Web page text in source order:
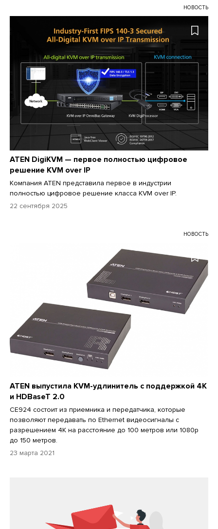
НОВОСТЬ
ATEN DigiKVM — первое полностью цифровое
решение KVM over IP
Компания ATEN представила первое в индустрии
полностью цифровое решение класса KVM over IP.
22 сентября 2025
НОВОСТЬ
ATEN выпустила KVM-удлинитель с поддержкой 4K
и HDBaseT 2.0
CE924 состоит из приемника и передатчика, которые
позволяют передавать по Ethernet видеосигналы с
разрешением 4K на расстояние до 100 метров или 1080p
до 150 метров.
23 марта 2021